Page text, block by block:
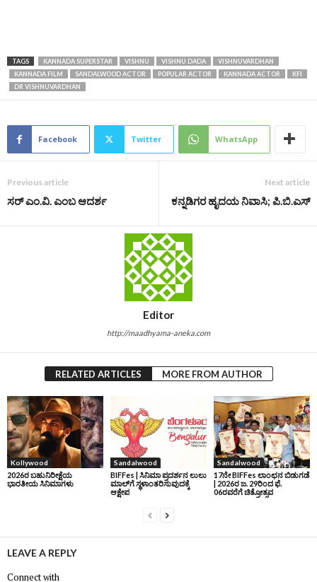
TAGS KANNADA SUPERSTAR VISHNU VISHNU DADA
VISHNUVARDHAN
KANNADA FILM
SANDALWOOD ACTOR POPULAR ACTOR KANNADA ACTOR
KFI
DR VISHNUVARDHAN
Facebook Twitter WhatsApp
Previous article
ಸರ್ ಎಂ.ವಿ. ಎಂಬ ಆದರ್ಶ
Next article
ಕನ್ನಡಿಗರ ಹೃದಯ ನಿವಾಸಿ; ಪಿ.ಬಿ.ಎಸ್
Editor
http://maadhyama-aneka.com
RELATED ARTICLES MORE FROM AUTHOR
Kollywood
2026ರ ಬಹುನಿರೀಕ್ಷೆಯ
ಭಾರತೀಯ ಸಿನಿಮಾಗಳು
Sandalwood
BIFFes | ಸಿನಿಮಾ ಪ್ರದರ್ಶನ ಲುಲು
ಮಾಲ್‌ಗೆ ಸ್ಥಳಾಂತರಿಸುವುದಕ್ಕೆ
ಆಕ್ಷೇಪ
Sandalwood
17ನೇ BIFFes ಲಾಂಛನ ಬಿಡುಗಡೆ
| 2026ರ ಜ. 29ರಿಂದ ಫೆ.
06ರವರೆಗೆ ಚಿತ್ರೋತ್ಸವ
LEAVE A REPLY
Connect with